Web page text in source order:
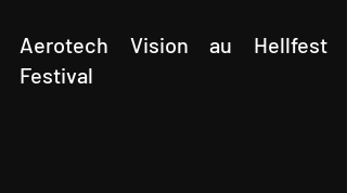
Aerotech Vision au Hellfest
Festival